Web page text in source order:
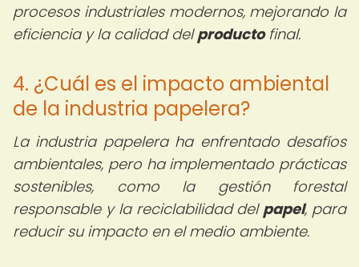
procesos industriales modernos, mejorando la
eficiencia y la calidad delproductofinal.
4. ¿Cuál es el impacto ambiental
de la industria papelera?
La industria papelera ha enfrentado desafíos
ambientales, pero ha implementado prácticas
sostenibles, como la gestión forestal
responsable y la reciclabilidad del papel, para
reducir su impacto en el medio ambiente.